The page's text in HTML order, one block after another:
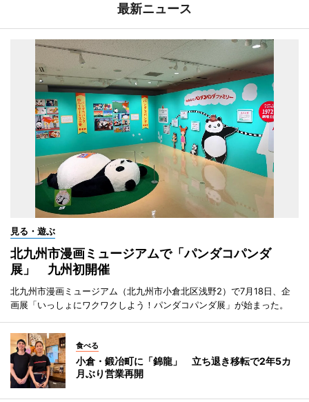
最新ニュース
見る・遊ぶ
北九州市漫画ミュージアムで「パンダコパンダ
展」 九州初開催
北九州市漫画ミュージアム（北九州市小倉北区浅野2）で7月18日、企
画展「いっしょにワクワクしよう！パンダコパンダ展」が始まった。
食べる
小倉・鍛冶町に「錦龍」 立ち退き移転で2年5カ
月ぶり営業再開